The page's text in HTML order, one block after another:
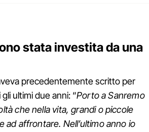
stata investita da una
precedentemente scritto per
ultimi due anni: “Porto a Sanremo
che nella vita, grandi o piccole
ad affrontare. Nell’ultimo anno io